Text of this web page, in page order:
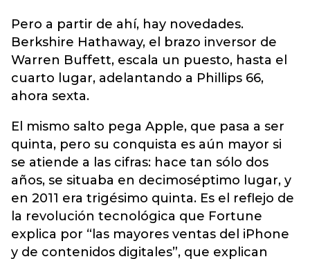
Pero a partir de ahí, hay novedades.
Berkshire Hathaway, el brazo inversor de
Warren Buffett, escala un puesto, hasta el
cuarto lugar, adelantando a Phillips 66,
ahora sexta.
El mismo salto pega Apple, que pasa a ser
quinta, pero su conquista es aún mayor si
se atiende a las cifras: hace tan sólo dos
años, se situaba en decimoséptimo lugar, y
en 2011 era trigésimo quinta. Es el reflejo de
la revolución tecnológica que Fortune
explica por “las mayores ventas del iPhone
y de contenidos digitales”, que explican